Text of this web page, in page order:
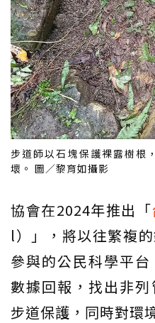
步道師以石塊保護裸露樹根
壞。 圖／黎育如攝影
協會在2024年推出「
l）」，將以往繁複
參與的公民科學平
數據回報，找出非
步道保護，同時對環